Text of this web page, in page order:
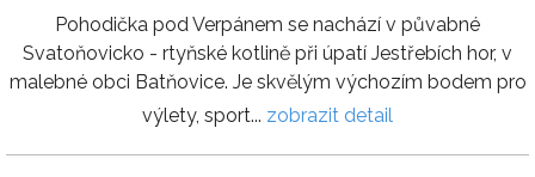
Pohodička pod Verpánem se nachází v půvabné
Svatoňovicko - rtyňské kotlině při úpatí Jestřebích hor, v
malebné obci Batňovice. Je skvělým výchozím bodem pro
výlety, sport... zobrazit detail